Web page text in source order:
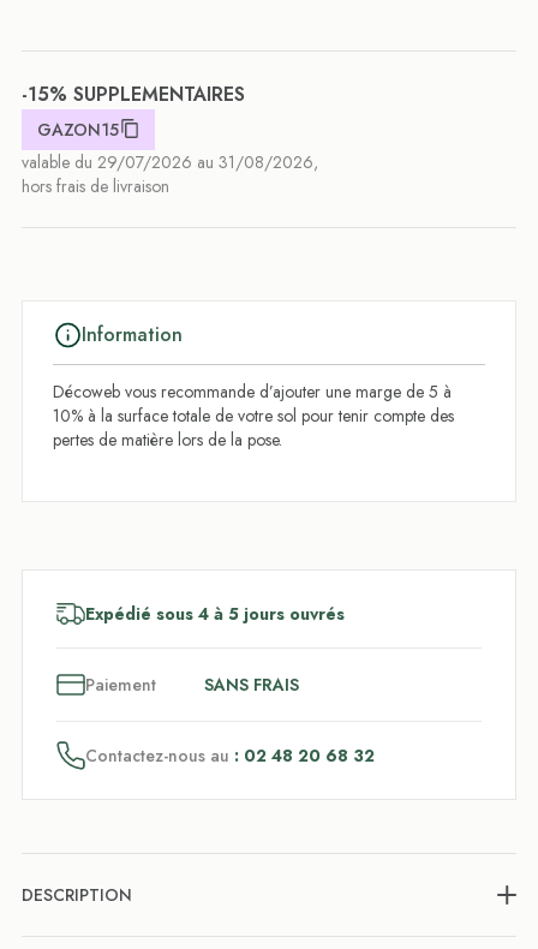
-15% SUPPLEMENTAIRES
GAZON15
valable du 29/07/2026 au 31/08/2026,
hors frais de livraison
Information
Décoweb vous recommande d’ajouter une marge de 5 à
10% à la surface totale de votre sol pour tenir compte des
pertes de matière lors de la pose.
Expédié sous 4 à 5 jours ouvrés
Paiement SANS FRAIS
Contactez-nous au : 02 48 20 68 32
DESCRIPTION